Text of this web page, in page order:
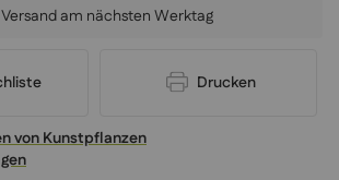
am nächsten Werktag
Drucken
von Kunstpflanzen